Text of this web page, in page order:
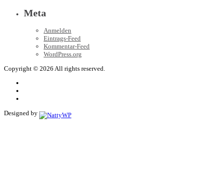
Meta
Anmelden
Eintrags-Feed
Kommentar-Feed
WordPress.org
Copyright © 2026 All rights reserved.
Designed by